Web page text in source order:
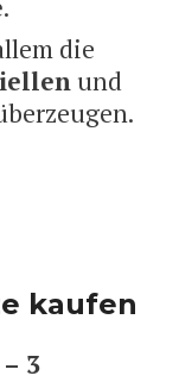
.
die
und
kaufen
3